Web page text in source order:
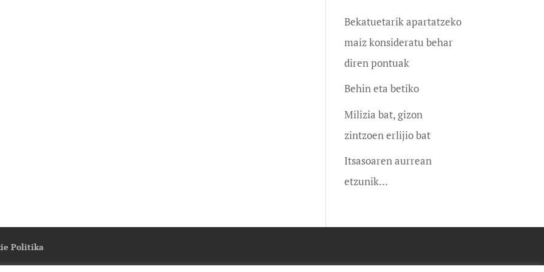
Bekatuetarik apartatzeko
maiz konsideratu behar
diren pontuak
Behin eta betiko
Milizia bat, gizon
zintzoen erlijio bat
Itsasoaren aurrean
etzunik…
Politika